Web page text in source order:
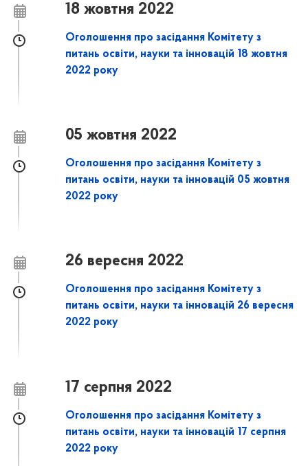
18 жовтня 2022
Оголошення про засідання Комітету з
питань освіти, науки та інновацій 18 жовтня
2022 року
05 жовтня 2022
Оголошення про засідання Комітету з
питань освіти, науки та інновацій 05 жовтня
2022 року
26 вересня 2022
Оголошення про засідання Комітету з
питань освіти, науки та інновацій 26 вересня
2022 року
17 серпня 2022
Оголошення про засідання Комітету з
питань освіти, науки та інновацій 17 серпня
2022 року